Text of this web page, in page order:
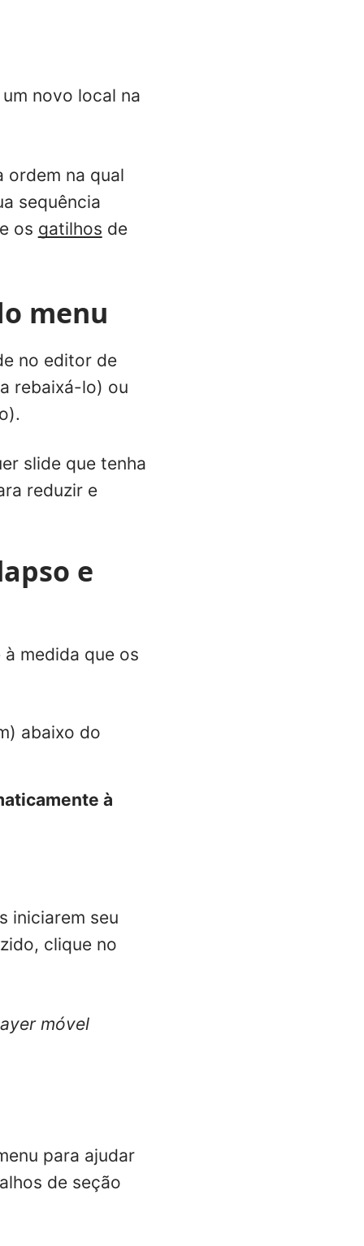
novo local na
ordem na qual
sequência
os gatilhos de
menu
no editor de
rebaixá-lo) ou
slide que tenha
reduzir e
e
medida que os
abaixo do
à
iniciarem seu
clique no
móvel
para ajudar
de seção